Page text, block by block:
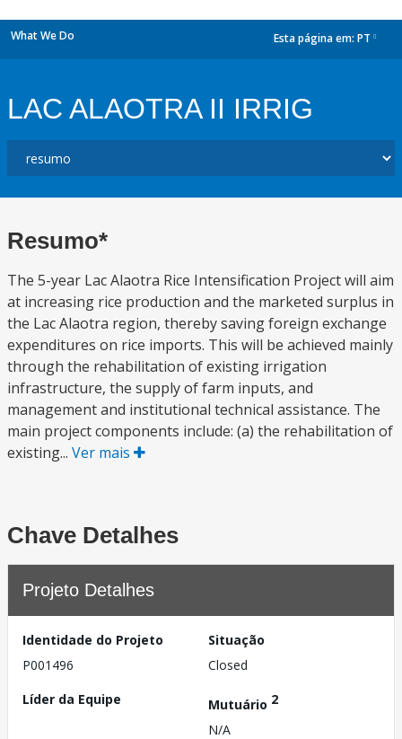
What We Do Esta página em: PT
LAC ALAOTRA II IRRIG
Resumo*
The 5-year Lac Alaotra Rice Intensification Project will aim
at increasing rice production and the marketed surplus in
the Lac Alaotra region, thereby saving foreign exchange
expenditures on rice imports. This will be achieved mainly
through the rehabilitation of existing irrigation
infrastructure, the supply of farm inputs, and
management and institutional technical assistance. The
main project components include: (a) the rehabilitation of
existing... Ver mais
Chave Detalhes
Projeto Detalhes
Identidade do Projeto
P001496
Situação
Closed
Líder da Equipe
Mutuário 2
N/A